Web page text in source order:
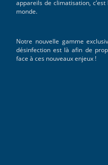
appareils de climatisation,
monde.
Notre nouvelle gamme
désinfection est là afin de
face à ces nouveaux enjeux !